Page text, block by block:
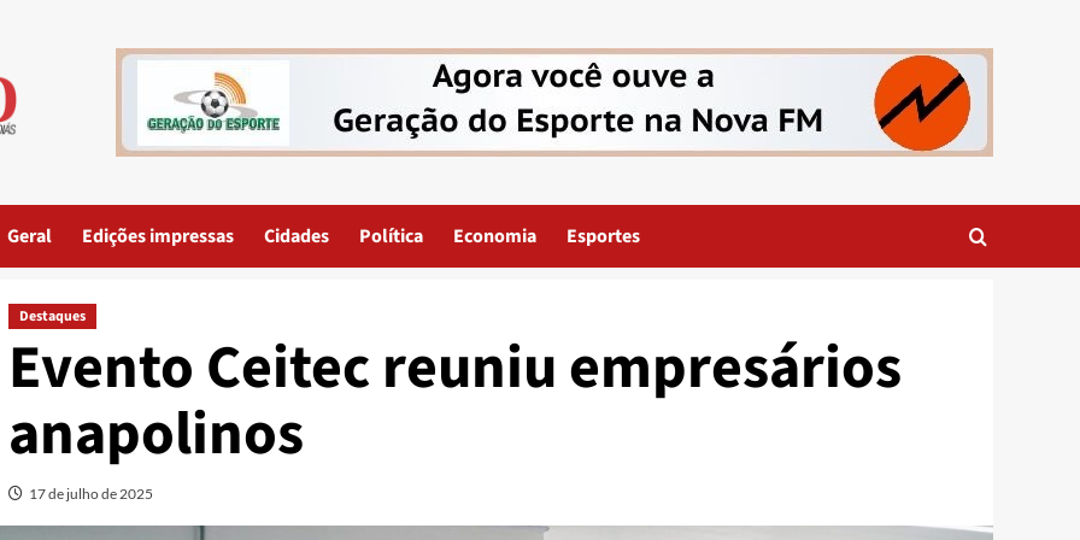
Geral Edições impressas Cidades Política Economia Esportes
Destaques
Evento Ceitec reuniu empresários
anapolinos
17 de julho de 2025